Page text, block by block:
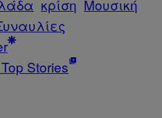
κρίση Μουσική
Stories